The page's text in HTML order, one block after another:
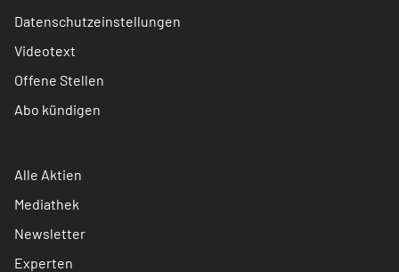
Datenschutzeinstellungen
Videotext
Offene Stellen
Abo kündigen
Alle Aktien
Mediathek
Newsletter
Experten